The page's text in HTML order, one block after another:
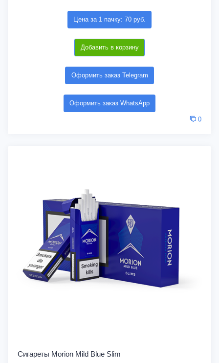
Цена за 1 пачку: 70 руб.
Добавить в корзину
Оформить заказ Telegram
Оформить заказ WhatsApp
0
Сигареты Morion Mild Blue Slim